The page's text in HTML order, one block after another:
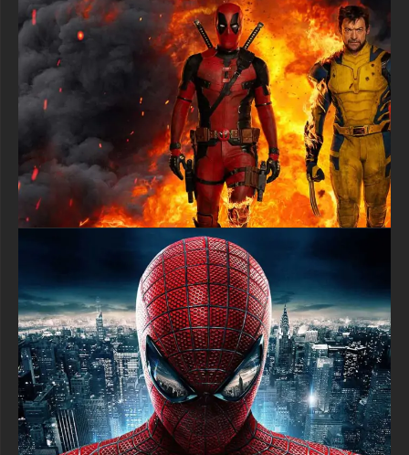
Cumberbatch, que vous aimiez les films de super-héros avec
de la magie et des effets spéciaux, ou que vous pensiez
simplement que Doctor Strange a les pouvoirs les plus cool qui
soient, ce fond d'écran transformera votre écran en un portail
vers la dimension mystique et montrera à tous que vous
adorez les aventures les plus magiques des super-héros
Marvel !
textures-3d-gratuiteshd.com